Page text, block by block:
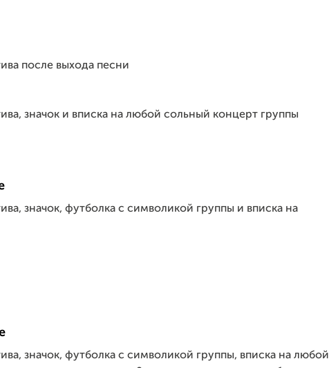
после выхода песни
значок и вписка на любой сольный концерт группы
значок, футболка с символикой группы и вписка на
значок, футболка с символикой группы, вписка на любой